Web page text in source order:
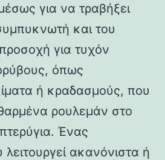
για να τραβήξει
και του
για τυχόν
όπως
ή κραδασμούς, που
ρουλεμάν στο
Ένας
ακανόνιστα ή